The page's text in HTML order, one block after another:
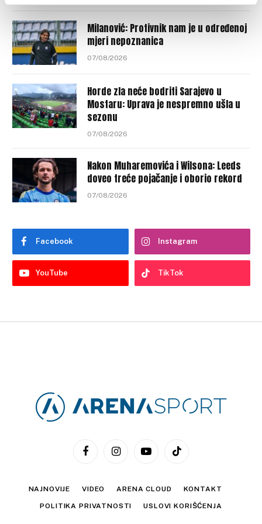
Milanović: Protivnik nam je u određenoj
mjeri nepoznanica
07/08/2026
Horde zla neće bodriti Sarajevo u
Mostaru: Uprava je nespremno ušla u
sezonu
07/08/2026
Nakon Muharemovića i Wilsona: Leeds
doveo treće pojačanje i oborio rekord
07/08/2026
Facebook Instagram
YouTube TikTok
FacebookInstagramYouTubeTikTok
NAJNOVIJE VIDEO ARENA CLOUD KONTAKT
POLITIKA PRIVATNOSTI USLOVI KORIŠĆENJA